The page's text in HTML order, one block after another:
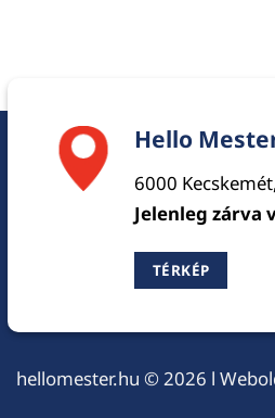
Hello
6000
Jelenleg zárva
TÉRKÉP
hellomester.hu © 2026 l